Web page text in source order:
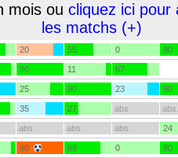
mois ou cliquez ici pour
les matchs (+)
20 55 0 90
90 11 67
25 90 23 90
35 27 abs. abs.
abs. abs. abs. 24
90 69 0 90